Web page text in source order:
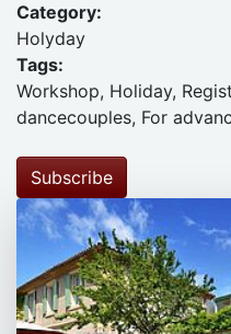
Category:
Holyday
Tags:
Workshop, Holiday,
dancecouples, For
Subscribe